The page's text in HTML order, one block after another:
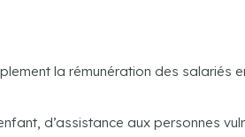
la rémunération des salariés
d’assistance aux personnes